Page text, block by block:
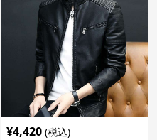
¥4,420 (税込)